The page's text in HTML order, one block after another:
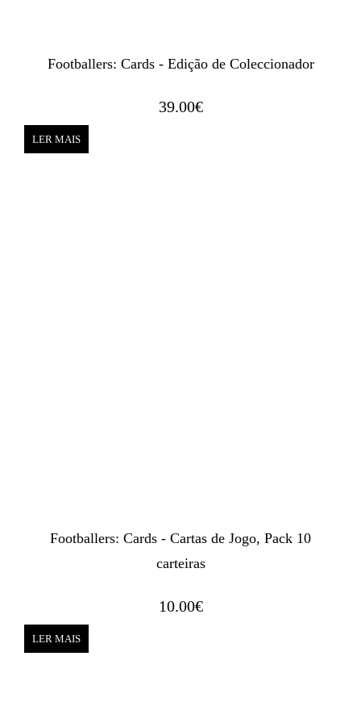
Footballers: Cards - Edição de Coleccionador
39.00€
LER MAIS
Footballers: Cards - Cartas de Jogo, Pack 10
carteiras
10.00€
LER MAIS